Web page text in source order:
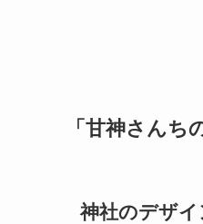
「甘神さんち
神社のデザ